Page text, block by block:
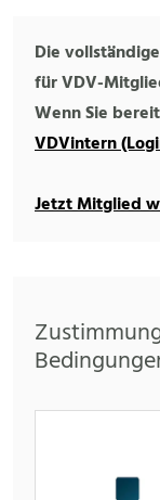
Die
für VDV-
Wenn Sie
VDVintern
Jetzt Mitglied